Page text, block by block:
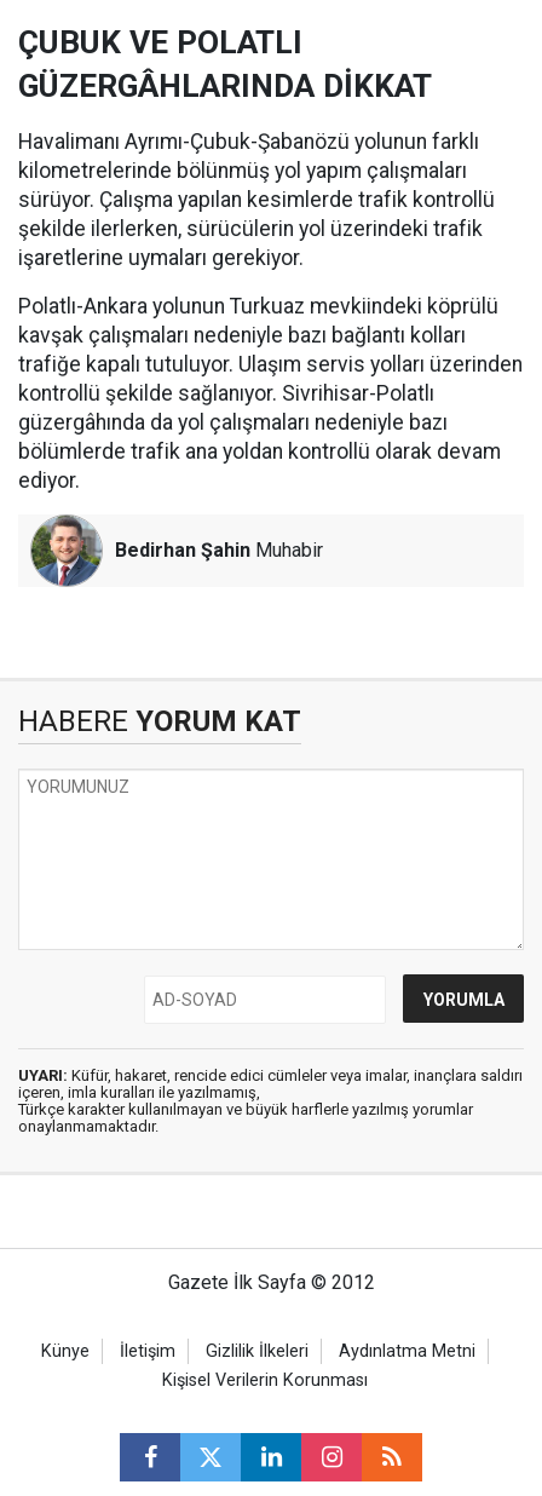
ÇUBUK VE POLATLI
GÜZERGÂHLARINDA DİKKAT
Havalimanı Ayrımı-Çubuk-Şabanözü yolunun farklı
kilometrelerinde bölünmüş yol yapım çalışmaları
sürüyor. Çalışma yapılan kesimlerde trafik kontrollü
şekilde ilerlerken, sürücülerin yol üzerindeki trafik
işaretlerine uymaları gerekiyor.
Polatlı-Ankara yolunun Turkuaz mevkiindeki köprülü
kavşak çalışmaları nedeniyle bazı bağlantı kolları
trafiğe kapalı tutuluyor. Ulaşım servis yolları üzerinden
kontrollü şekilde sağlanıyor. Sivrihisar-Polatlı
güzergâhında da yol çalışmaları nedeniyle bazı
bölümlerde trafik ana yoldan kontrollü olarak devam
ediyor.
Bedirhan Şahin Muhabir
HABERE YORUM KAT
UYARI: Küfür, hakaret, rencide edici cümleler veya imalar, inançlara saldırı
içeren, imla kuralları ile yazılmamış,
Türkçe karakter kullanılmayan ve büyük harflerle yazılmış yorumlar
onaylanmamaktadır.
Gazete İlk Sayfa © 2012
Künye İletişim Gizlilik İlkeleri
Aydınlatma Metni
Kişisel Verilerin Korunması